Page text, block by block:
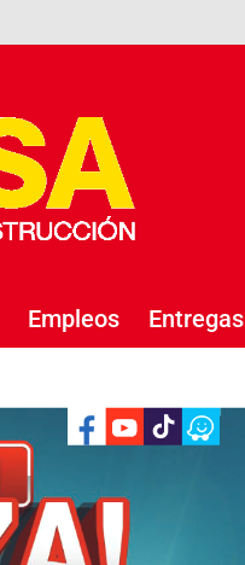
Empleos Entregas